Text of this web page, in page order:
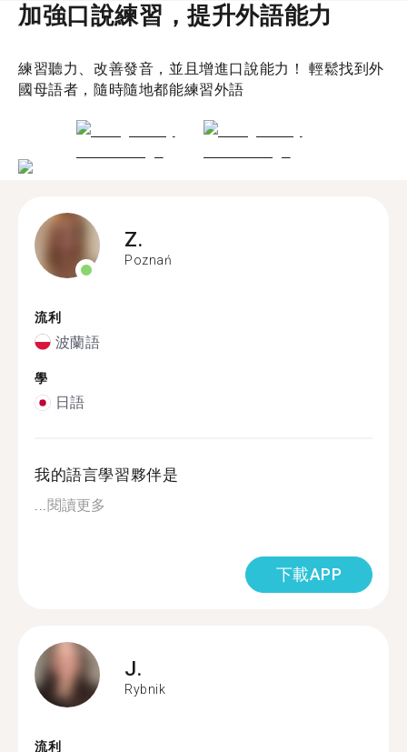
加強口說練習，提升外語能力
練習聽力、改善發音，並且增進口說能力！ 輕鬆找到外
國母語者，隨時隨地都能練習外語
Z.
Poznań
流利
波蘭語
學
日語
我的語言學習夥伴是
...閱讀更多
下載APP
J.
Rybnik
流利